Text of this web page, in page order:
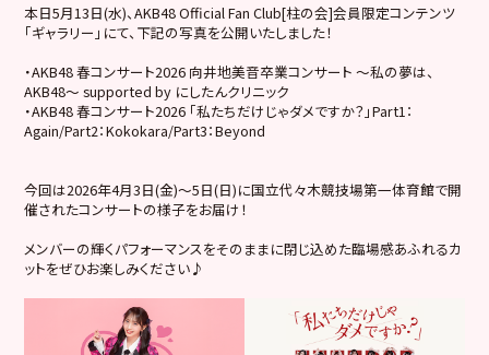
本日5月13日(水)、AKB48 Official Fan Club[柱の会]会員限定コンテンツ
「ギャラリー」にて、下記の写真を公開いたしました！
・AKB48 春コンサート2026 向井地美音卒業コンサート 〜私の夢は、
AKB48〜 supported by にしたんクリニック
・AKB48 春コンサート2026 「私たちだけじゃダメですか？」Part1：
Again/Part2：Kokokara/Part3：Beyond
今回は2026年4月3日(金)～5日(日)に国立代々木競技場第一体育館で開
催されたコンサートの様子をお届け！
メンバーの輝くパフォーマンスをそのままに閉じ込めた臨場感あふれるカ
ットをぜひお楽しみください♪